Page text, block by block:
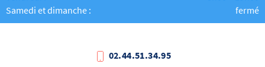
Samedi et dimanche :
fermé
02.44.51.34.95